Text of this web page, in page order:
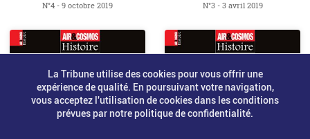
N°4 - 9 octobre 2019 N°3 - 3 avril 2019
La Tribune utilise des cookies pour vous offrir une
expérience de qualité. En poursuivant votre navigation,
vous acceptez l'utilisation de cookies dans les conditions
prévues par notre politique de confidentialité.